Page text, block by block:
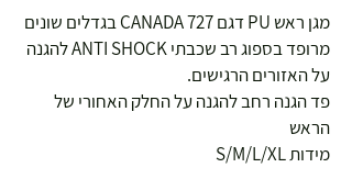
מגן ראש PU דגם CANADA 727 בגדלים שונים
מרופד בספוג רב שכבתי ANTI SHOCK להגנה
על האזורים הרגישים.
פד הגנה רחב להגנה על החלק האחורי של
הראש
מידות S/M/L/XL